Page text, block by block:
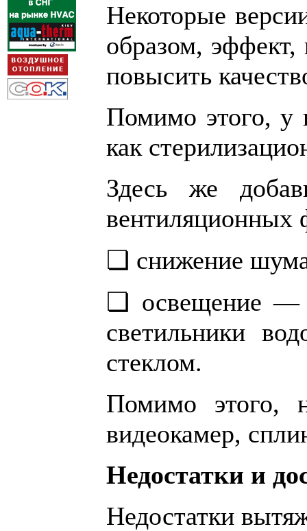
Некоторые
образом,
повысить
Помимо этого, у
как
Здесь же
вентиляционных
❏ снижение
❏ освещение —
светильники
стеклом.
Помимо этого,
видеокамер,
Недостатки и
Недостатки